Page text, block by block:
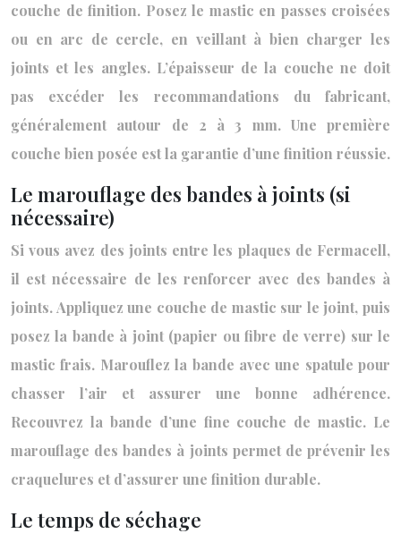
couche de finition. Posez le mastic en passes croisées
ou en arc de cercle, en veillant à bien charger les
joints et les angles. L’épaisseur de la couche ne doit
pas excéder les recommandations du fabricant,
généralement autour de 2 à 3 mm. Une première
couche bien posée est la garantie d’une finition réussie.
Le marouflage des bandes à joints (si
nécessaire)
Si vous avez des joints entre les plaques de Fermacell,
il est nécessaire de les renforcer avec des bandes à
joints. Appliquez une couche de mastic sur le joint, puis
posez la bande à joint (papier ou fibre de verre) sur le
mastic frais. Marouflez la bande avec une spatule pour
chasser l’air et assurer une bonne adhérence.
Recouvrez la bande d’une fine couche de mastic. Le
marouflage des bandes à joints permet de prévenir les
craquelures et d’assurer une finition durable.
Le temps de séchage